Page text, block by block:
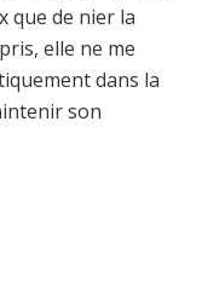
que de nier la
elle ne me
dans la
son